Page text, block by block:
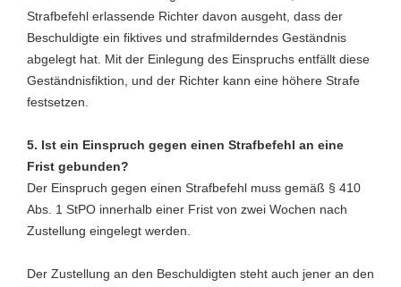
Strafbefehl erlassende Richter davon ausgeht, dass der
Beschuldigte ein fiktives und strafmilderndes Geständnis
abgelegt hat. Mit der Einlegung des Einspruchs entfällt diese
Geständnisfiktion, und der Richter kann eine höhere Strafe
festsetzen.
5. Ist ein Einspruch gegen einen Strafbefehl an eine
Frist gebunden?
Der Einspruch gegen einen Strafbefehl muss gemäß § 410
Abs. 1 StPO innerhalb einer Frist von zwei Wochen nach
Zustellung eingelegt werden.
Der Zustellung an den Beschuldigten steht auch jener an den